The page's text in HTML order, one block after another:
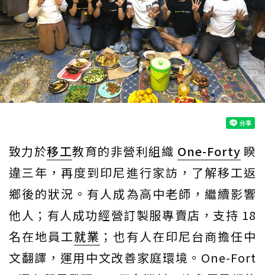
致力於移工教育的非營利組織 One-Forty 睽
違三年，再度到印尼進行家訪，了解移工返
鄉後的狀況。有人成為高中老師，繼續影響
他人；有人成功經營訂製服專賣店，支持 18
名在地員工就業 ；也有人在印尼台商擔任中
文翻譯，運用中文改善家庭環境。One-Fort